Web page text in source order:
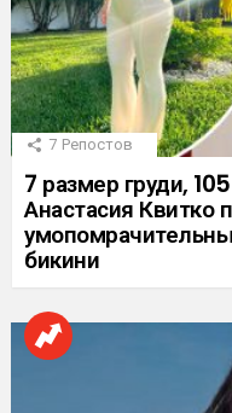
7 Репостов
7 размер груди,
Анастасия Квитко
бикини